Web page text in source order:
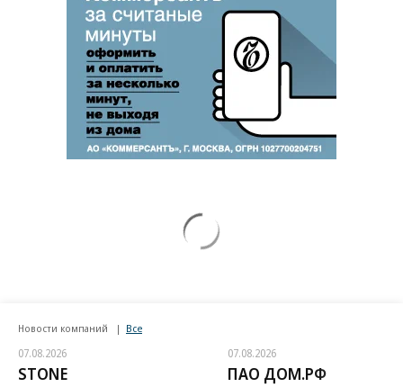
Новости компаний Все
07.08.2026
STONE
07.08.2026
ПАО ДОМ.РФ